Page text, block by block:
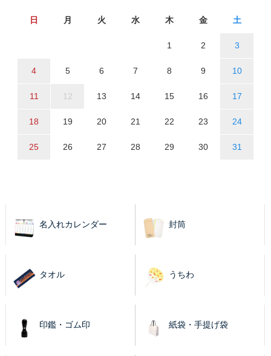
日 月 火 水 木 金 土
1 2 3
4 5 6 7 8 9 10
11 12 13 14 15 16 17
18 19 20 21 22 23 24
25 26 27 28 29 30 31
名入れカレンダー 封筒
タオル うちわ
印鑑・ゴム印 紙袋・手提げ袋